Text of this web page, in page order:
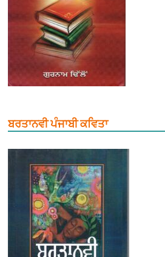
ਬਰਤਾਨਵੀ ਪੰਜਾਬੀ ਕਵਿਤਾ